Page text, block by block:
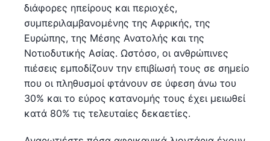
διάφορες ηπείρους και περιοχές,
συμπεριλαμβανομένης της Αφρικής, της
Ευρώπης, της Μέσης Ανατολής και της
Νοτιοδυτικής Ασίας. Ωστόσο, οι ανθρώπινες
πιέσεις εμποδίζουν την επιβίωσή τους σε σημείο
που οι πληθυσμοί φτάνουν σε ύφεση άνω του
30% και το εύρος κατανομής τους έχει μειωθεί
κατά 80% τις τελευταίες δεκαετίες.